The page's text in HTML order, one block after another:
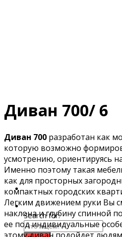
Search for:
Диван 700/ 6
Диван 700 разработан как
которую возможно
усмотрению, ориентируясь
Именно поэтому такая
как для просторных
компактных городских
Легким движением руки Вы
наклона и глубину спинной
ее под индивидуальные